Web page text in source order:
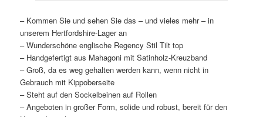
– Kommen Sie und sehen Sie das – und vieles mehr – in
unserem Hertfordshire-Lager an
– Wunderschöne englische Regency Stil Tilt top
– Handgefertigt aus Mahagoni mit Satinholz-Kreuzband
– Groß, da es weg gehalten werden kann, wenn nicht in
Gebrauch mit Kippoberseite
– Steht auf den Sockelbeinen auf Rollen
– Angeboten in großer Form, solide und robust, bereit für den